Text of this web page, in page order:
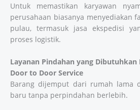
Untuk memastikan karyawan
perusahaan biasanya menyediakan
pulau, termasuk jasa ekspedisi
proses logistik.
Layanan Pindahan yang Dibutuhkan
Door to Door Service
Barang dijemput dari rumah lama
baru tanpa perpindahan berlebih.